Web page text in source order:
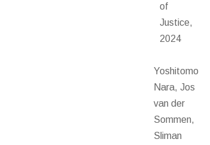
of
Justice,
2024
Yoshitomo
Nara, Jos
van der
Sommen,
Sliman